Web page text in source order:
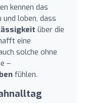
kennen das
loben, dass
über die
eine
solche ohne
–
fühlen.